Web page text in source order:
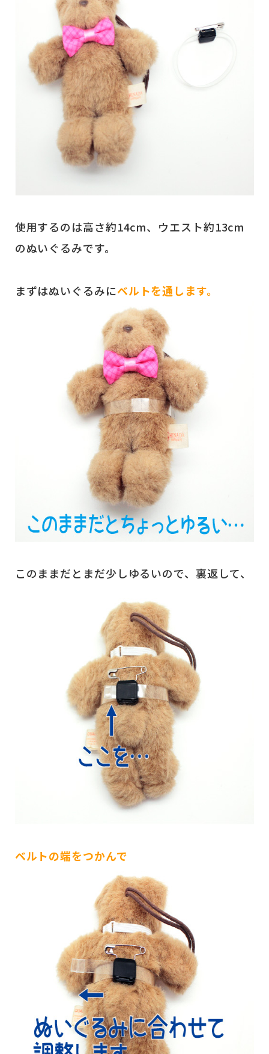
使用するのは高さ約14cm、ウエスト約13cm
のぬいぐるみです。
まずはぬいぐるみにベルトを通します。
このままだとまだ少しゆるいので、裏返して、
ベルトの端をつかんで